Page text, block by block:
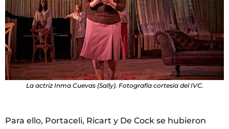
La actriz Inma Cuevas (Sally). Fotografía cortesía del IVC.
Para ello, Portaceli, Ricart y De Cock se hubieron